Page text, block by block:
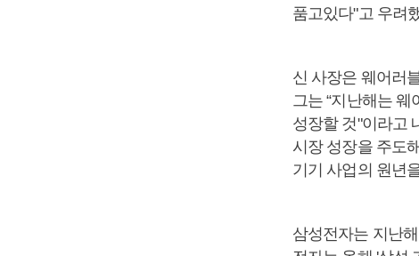
품고있다"고 우려
신 사장은 웨어러
그는 “지난해는
성장할 것"이라고
시장 성장을 주도
기기 사업의 원년
삼성전자는 지난